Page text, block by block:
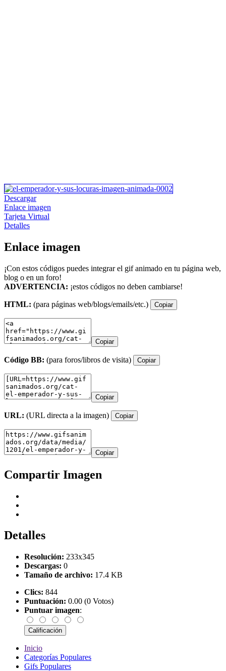
Descargar
Enlace imagen
Tarjeta Virtual
Detalles
Enlace imagen
¡Con estos códigos puedes integrar el gif animado en tu página web,
blog o en un foro!
ADVERTENCIA: ¡estos códigos no deben cambiarse!
HTML: (para páginas web/blogs/emails/etc.) Copiar
Copiar
Código BB: (para foros/libros de visita) Copiar
Copiar
URL: (URL directa a la imagen) Copiar
Copiar
Compartir Imagen
Detalles
Resolución: 233x345
Descargas: 0
Tamaño de archivo: 17.4 KB
Clics: 844
Puntuación: 0.00 (0 Votos)
Puntuar imagen:
Inicio
Categorías Populares
Gifs Populares